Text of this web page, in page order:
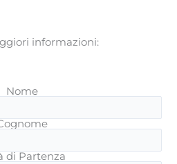
informazioni:
Nome
di Partenza